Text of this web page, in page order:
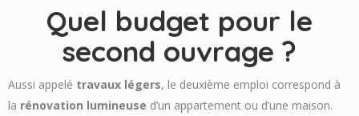
Quel budget pour le
second ouvrage ?
Aussi appelé travaux légers, le deuxième emploi correspond à
la rénovation lumineuse d’un appartement ou d’une maison.